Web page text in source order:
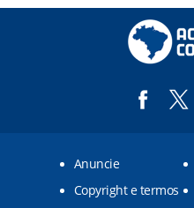
Anuncie
Copyright e termos